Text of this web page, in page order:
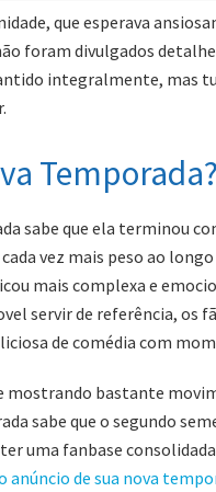
que esperava
foram divulgados
integralmente, mas
Temporada?
sabe que ela terminou
vez mais peso ao
mais complexa e
servir de referência, os
de comédia com
mostrando bastante
sabe que o segundo
uma fanbase
de sua nova